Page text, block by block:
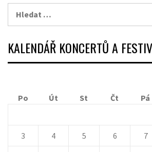
KALENDÁŘ KONCERTŮ A
Po
Út St Čt Pá
3 4 5 6 7